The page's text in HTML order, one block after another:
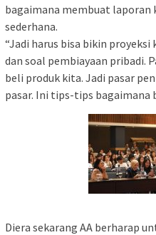
bagaimana membuat laporan
sederhana.
“Jadi harus bisa bikin proyeksi
dan soal pembiayaan pribadi.
beli produk kita. Jadi pasar
pasar. Ini tips-tips bagaimana
Diera sekarang AA berharap